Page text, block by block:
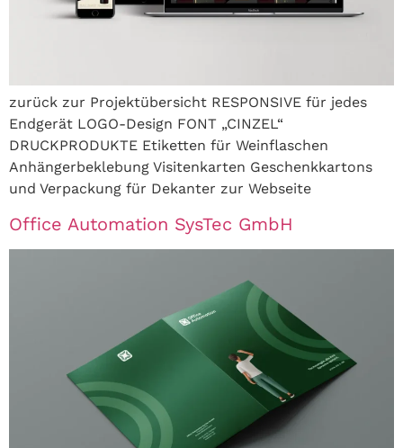
zurück zur Projektübersicht RESPONSIVE für jedes
Endgerät LOGO-Design FONT „CINZEL“
DRUCKPRODUKTE Etiketten für Weinflaschen
Anhängerbeklebung Visitenkarten Geschenkkartons
und Verpackung für Dekanter zur Webseite
Office Automation SysTec GmbH